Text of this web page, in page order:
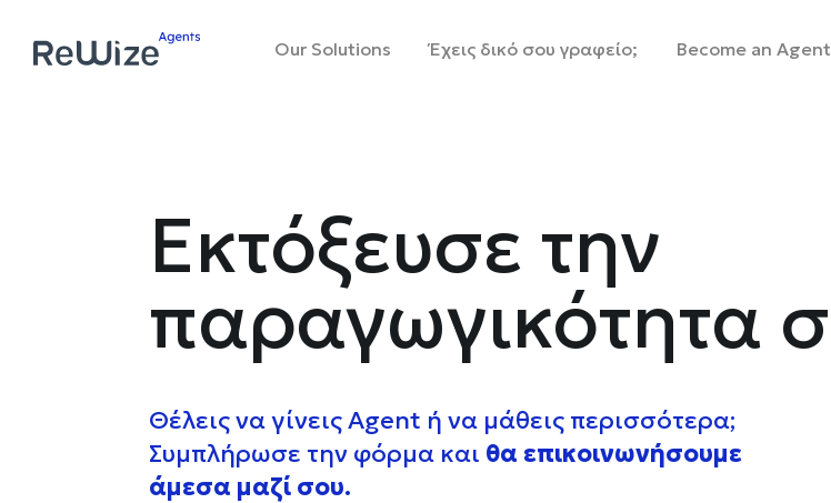
Our Solutions Έχεις δικό σου γραφείο; Become an Agent
Εκτόξευσε την
παραγωγικότητα
Θέλεις να γίνεις Agent ή να μάθεις περισσότερα;
Συμπλήρωσε την φόρμα και θα επικοινωνήσουμε
άμεσα μαζί σου.